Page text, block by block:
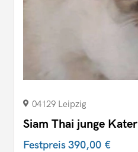
04129 Leipzig
Siam Thai junge Kater
Festpreis390,00 €